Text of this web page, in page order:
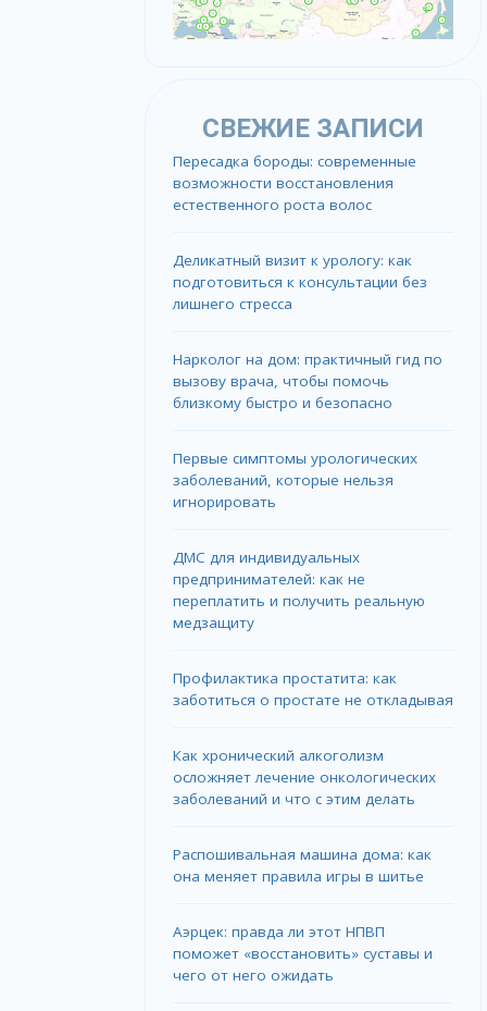
СВЕЖИЕ ЗАПИСИ
Пересадка бороды: современные
возможности восстановления
естественного роста волос
Деликатный визит к урологу: как
подготовиться к консультации без
лишнего стресса
Нарколог на дом: практичный гид по
вызову врача, чтобы помочь
близкому быстро и безопасно
Первые симптомы урологических
заболеваний, которые нельзя
игнорировать
ДМС для индивидуальных
предпринимателей: как не
переплатить и получить реальную
медзащиту
Профилактика простатита: как
заботиться о простате не откладывая
Как хронический алкоголизм
осложняет лечение онкологических
заболеваний и что с этим делать
Распошивальная машина дома: как
она меняет правила игры в шитье
Аэрцек: правда ли этот НПВП
поможет «восстановить» суставы и
чего от него ожидать